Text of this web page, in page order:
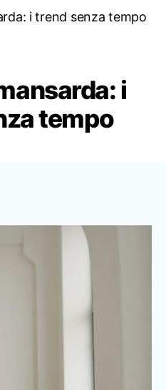
i trend senza tempo
i
tempo